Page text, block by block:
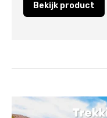
Bekijk product